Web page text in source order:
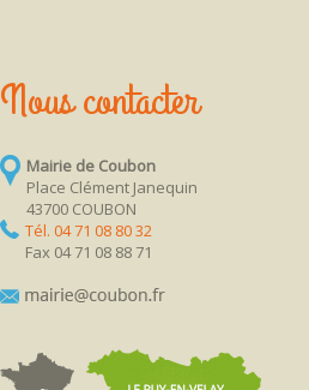
Nous contacter
Mairie de Coubon
Place Clément Janequin
43700 COUBON
Tél. 04 71 08 80 32
Fax 04 71 08 88 71